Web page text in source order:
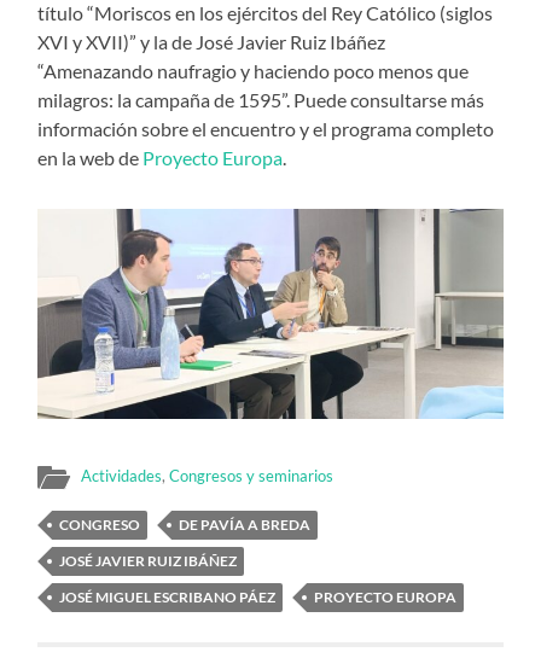
título “Moriscos en los ejércitos del Rey Católico (siglos
XVI y XVII)” y la de José Javier Ruiz Ibáñez
“Amenazando naufragio y haciendo poco menos que
milagros: la campaña de 1595”. Puede consultarse más
información sobre el encuentro y el programa completo
en la web de Proyecto Europa.
Actividades,Congresos y seminarios
CONGRESO
DE PAVÍA A BREDA
JOSÉ JAVIER RUIZ IBÁÑEZ
JOSÉ MIGUEL ESCRIBANO PÁEZ
PROYECTO EUROPA